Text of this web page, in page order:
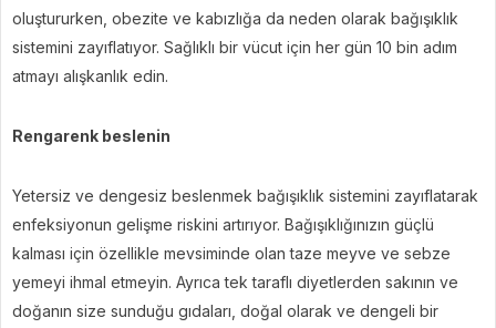
oluştururken, obezite ve kabızlığa da neden olarak bağışıklık
sistemini zayıflatıyor. Sağlıklı bir vücut için her gün 10 bin adım
atmayı alışkanlık edin.
Rengarenk beslenin
Yetersiz ve dengesiz beslenmek bağışıklık sistemini zayıflatarak
enfeksiyonun gelişme riskini artırıyor. Bağışıklığınızın güçlü
kalması için özellikle mevsiminde olan taze meyve ve sebze
yemeyi ihmal etmeyin. Ayrıca tek taraflı diyetlerden sakının ve
doğanın size sunduğu gıdaları, doğal olarak ve dengeli bir